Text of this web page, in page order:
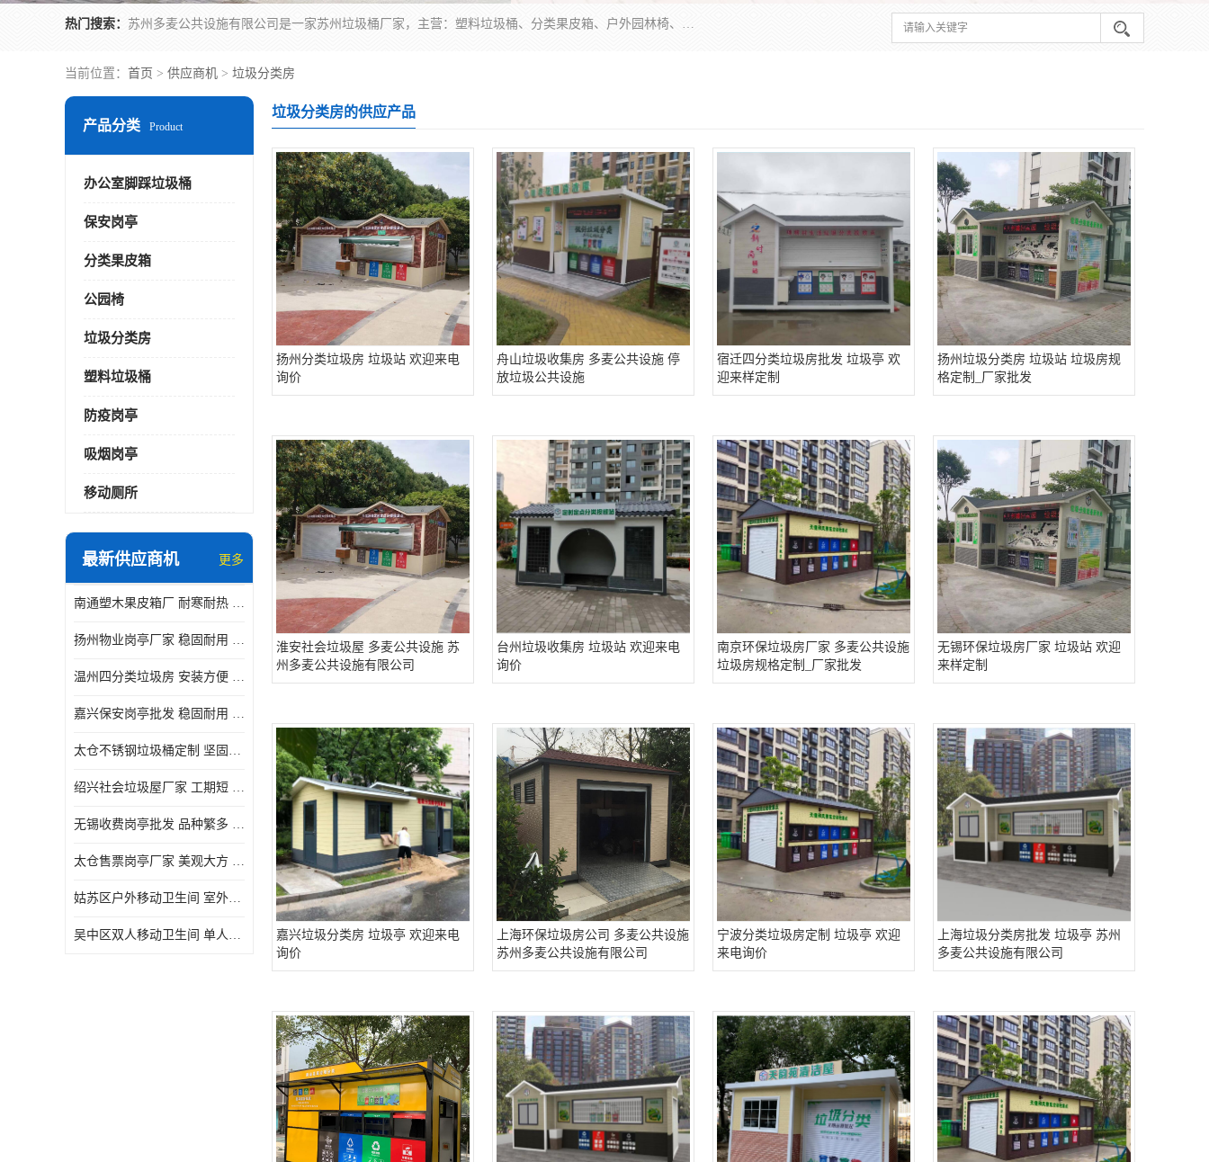
热门搜索： 苏州多麦公共设施有限公司是一家苏州垃圾桶厂家，主营：塑料垃圾桶、分类果皮箱、户外园林椅、保安岗亭等产品厂家。全国统一热线电话：17105580222。公司组建完善的团队。设计人员，能根据客户要求，提供适合的设计方案，来满足客户的需求。
当前位置： 首页 > 供应商机 > 垃圾分类房
产品分类 Product
办公室脚踩垃圾桶
保安岗亭
分类果皮箱
公园椅
垃圾分类房
塑料垃圾桶
防疫岗亭
吸烟岗亭
移动厕所
最新供应商机 更多
南通塑木果皮箱厂 耐寒耐热 设计美观简洁
扬州物业岗亭厂家 稳固耐用 适用多场合
温州四分类垃圾房 安装方便 可移动位置且方便
嘉兴保安岗亭批发 稳固耐用 使用价值高
太仓不锈钢垃圾桶定制 坚固耐用 绝缘性能好
绍兴社会垃圾屋厂家 工期短 便于居民集中投放
无锡收费岗亭批发 品种繁多 适用多场合
太仓售票岗亭厂家 美观大方 使用寿命长
姑苏区户外移动卫生间 室外临时单人厕所供应厂家
吴中区双人移动卫生间 单人厕所供应厂家
垃圾分类房的供应产品
扬州分类垃圾房 垃圾站 欢迎来电
询价
舟山垃圾收集房 多麦公共设施 停
放垃圾公共设施
宿迁四分类垃圾房批发 垃圾亭 欢
迎来样定制
扬州垃圾分类房 垃圾站 垃圾房规
格定制_厂家批发
淮安社会垃圾屋 多麦公共设施 苏
州多麦公共设施有限公司
台州垃圾收集房 垃圾站 欢迎来电
询价
南京环保垃圾房厂家 多麦公共设施
垃圾房规格定制_厂家批发
无锡环保垃圾房厂家 垃圾站 欢迎
来样定制
嘉兴垃圾分类房 垃圾亭 欢迎来电
询价
上海环保垃圾房公司 多麦公共设施
苏州多麦公共设施有限公司
宁波分类垃圾房定制 垃圾亭 欢迎
来电询价
上海垃圾分类房批发 垃圾亭 苏州
多麦公共设施有限公司